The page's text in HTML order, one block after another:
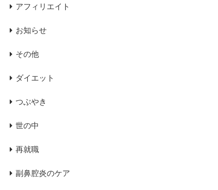
アフィリエイト
お知らせ
その他
ダイエット
つぶやき
世の中
再就職
副鼻腔炎のケア